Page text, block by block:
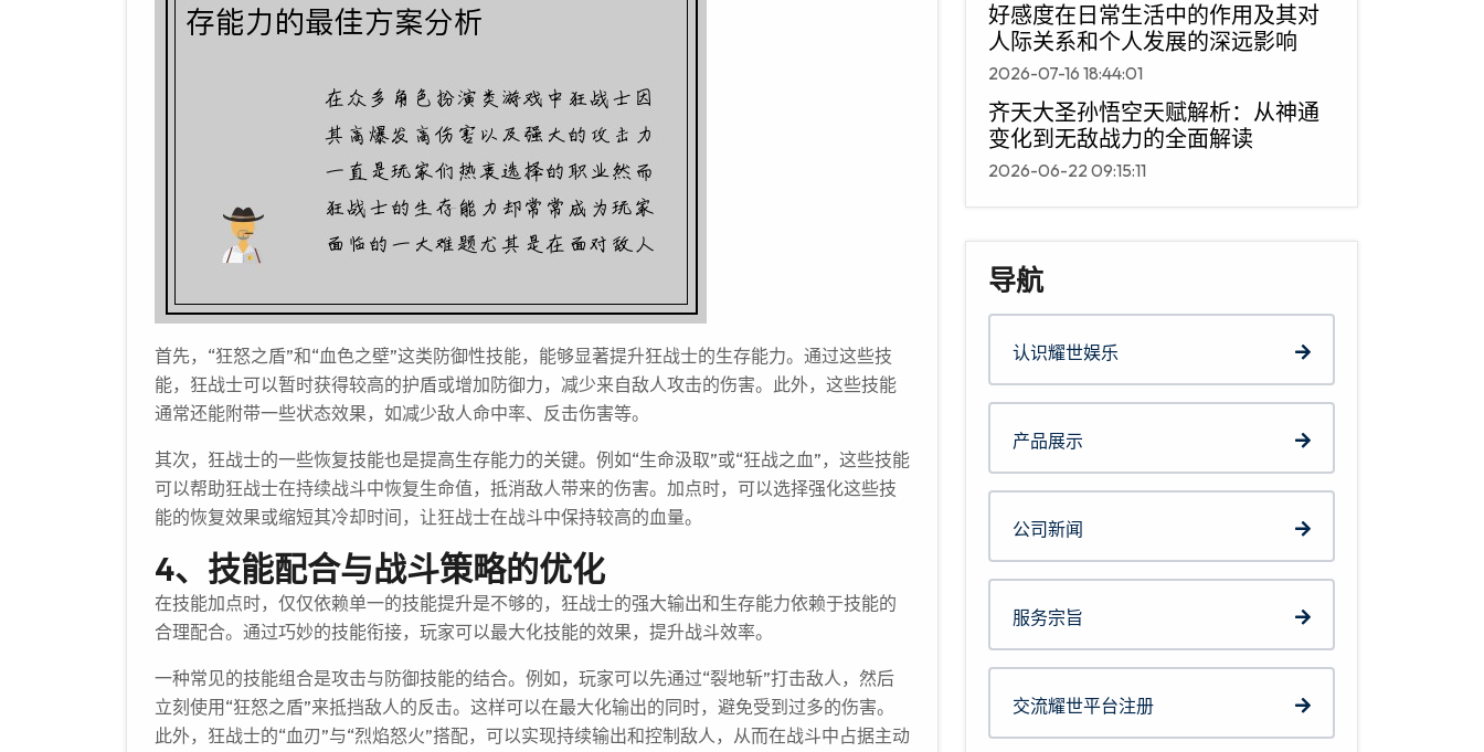
首先，“狂怒之盾”和“血色之壁”这类防御性技能，能够显著提升狂战士的生存能力。通过这些技
能，狂战士可以暂时获得较高的护盾或增加防御力，减少来自敌人攻击的伤害。此外，这些技能
通常还能附带一些状态效果，如减少敌人命中率、反击伤害等。
其次，狂战士的一些恢复技能也是提高生存能力的关键。例如“生命汲取”或“狂战之血”，这些技能
可以帮助狂战士在持续战斗中恢复生命值，抵消敌人带来的伤害。加点时，可以选择强化这些技
能的恢复效果或缩短其冷却时间，让狂战士在战斗中保持较高的血量。
4、技能配合与战斗策略的优化
在技能加点时，仅仅依赖单一的技能提升是不够的，狂战士的强大输出和生存能力依赖于技能的
合理配合。通过巧妙的技能衔接，玩家可以最大化技能的效果，提升战斗效率。
一种常见的技能组合是攻击与防御技能的结合。例如，玩家可以先通过“裂地斩”打击敌人，然后
立刻使用“狂怒之盾”来抵挡敌人的反击。这样可以在最大化输出的同时，避免受到过多的伤害。
此外，狂战士的“血刃”与“烈焰怒火”搭配，可以实现持续输出和控制敌人，从而在战斗中占据主动
好感度在日常生活中的作用及其对
人际关系和个人发展的深远影响
2026-07-16 18:44:01
齐天大圣孙悟空天赋解析：从神通
变化到无敌战力的全面解读
2026-06-22 09:15:11
导航
认识耀世娱乐
产品展示
公司新闻
服务宗旨
交流耀世平台注册